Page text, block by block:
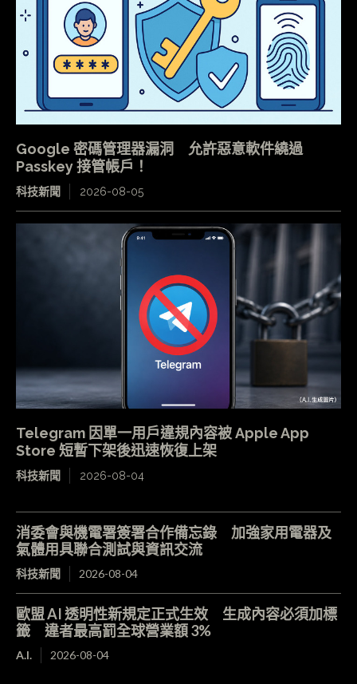
Google 密碼管理器漏洞 允許惡意軟件繞過
Passkey 接管帳戶！
科技新聞 2026-08-05
Telegram 因單一用戶違規內容被 Apple App
Store 短暫下架後迅速恢復上架
科技新聞 2026-08-04
消委會與機電署簽署合作備忘錄 加強家用電器及
氣體用具聯合測試與資訊交流
科技新聞 2026-08-04
歐盟 AI 透明性新規定正式生效 生成內容必須加標
籤 違者最高罰全球營業額 3%
A.I. 2026-08-04